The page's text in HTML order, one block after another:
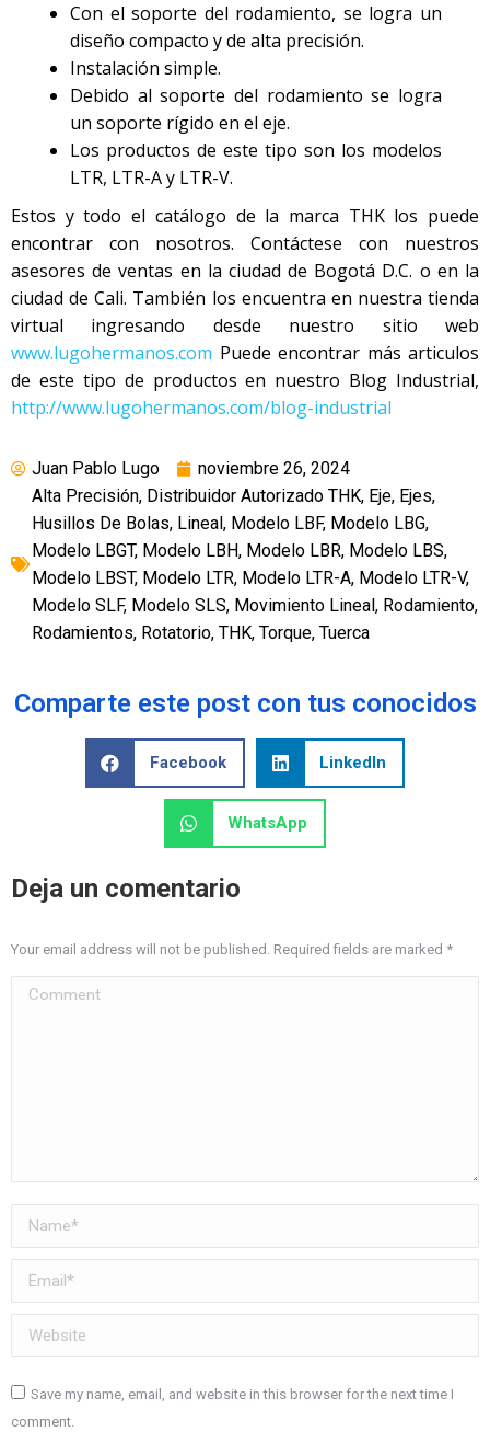
Con el soporte del rodamiento, se logra un
diseño compacto y de alta precisión.
Instalación simple.
Debido al soporte del rodamiento se logra
un soporte rígido en el eje.
Los productos de este tipo son los modelos
LTR, LTR-A y LTR-V.
Estos y todo el catálogo de la marca THK los puede
encontrar con nosotros. Contáctese con nuestros
asesores de ventas en la ciudad de Bogotá D.C. o en la
ciudad de Cali. También los encuentra en nuestra tienda
virtual ingresando desde nuestro sitio web
www.lugohermanos.com Puede encontrar más articulos
de este tipo de productos en nuestro Blog Industrial,
http://www.lugohermanos.com/blog-industrial
Juan Pablo Lugo
noviembre 26, 2024
Alta Precisión, Distribuidor Autorizado THK, Eje, Ejes,
Husillos De Bolas, Lineal , Modelo LBF, Modelo LBG,
Modelo LBGT, Modelo LBH, Modelo LBR, Modelo LBS,
Modelo LBST, Modelo LTR, Modelo LTR-A, Modelo LTR-V,
Modelo SLF, Modelo SLS, Movimiento Lineal , Rodamiento,
Rodamientos, Rotatorio, THK, Torque, Tuerca
Comparte este post con tus conocidos
Facebook LinkedIn
WhatsApp
Deja un comentario
Your email address will not be published. Required fields are marked *
Comment
Name *
Email *
Website
Save my name, email, and website in this browser for the next time I
comment.